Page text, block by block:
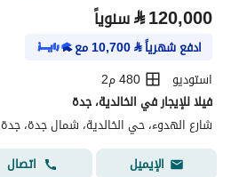
⃁120,000 سنوياً
ادفع شهرياً⃁
10,700مع
استوديو
480 م2
فيلا للإيجار في الخالدية، جدة
شارع الهدوء، حي الخالدية، شمال جدة، جدة
الإيميل
اتصال